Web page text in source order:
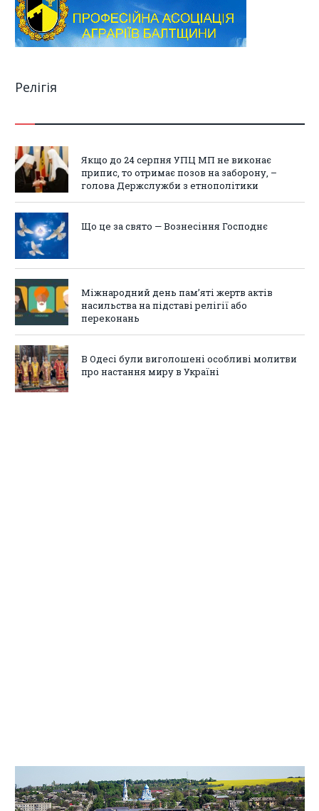
Релігія
Якщо до 24 серпня УПЦ МП не виконає
припис, то отримає позов на заборону, –
голова Держслужби з етнополітики
Що це за свято — Вознесіння Господнє
Міжнародний день пам’яті жертв актів
насильства на підставі релігії або
переконань
В Одесі були виголошені особливі молитви
про настання миру в Україні